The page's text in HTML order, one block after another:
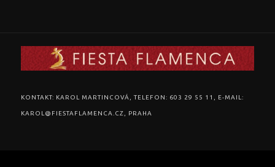
KONTAKT: KAROL MARTINCOVÁ, TELEFON: 603 29 55 11, E-MAIL:
KAROL@FIESTAFLAMENCA.CZ, PRAHA